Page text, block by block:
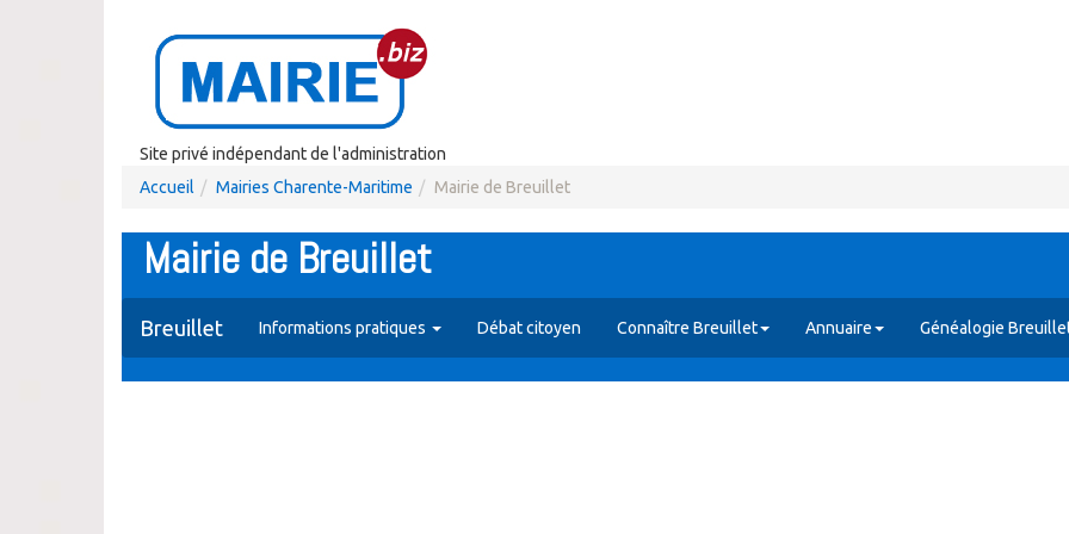
Site privé indépendant de l'administration
Accueil
Mairies Charente-Maritime Mairie de Breuillet
Mairie de Breuillet
Breuillet Informations pratiques Débat citoyen Connaître Breuillet Annuaire Généalogie